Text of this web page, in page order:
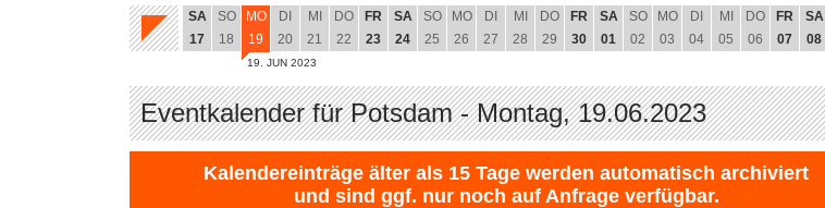
SA
17
SO
18
MO
19
19. JUN 2023
DI
20
MI
21
DO
22
FR
23
SA
24
SO
25
MO
26
DI
27
MI
28
DO
29
FR
30
SA
01
SO
02
MO
03
DI
04
MI
05
DO
06
FR
07
SA
08
Eventkalender für Potsdam - Montag, 19.06.2023
Kalendereinträge älter als 15 Tage werden automatisch archiviert
und sind ggf. nur noch auf Anfrage verfügbar.